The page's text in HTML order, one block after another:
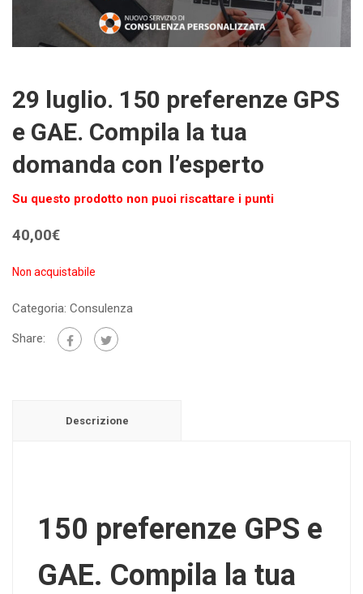
29 luglio. 150 preferenze GPS
e GAE. Compila la tua
domanda con l’esperto
Su questo prodotto non puoi riscattare i punti
40,00€
Non acquistabile
Categoria: Consulenza
Share:
Descrizione
150 preferenze GPS e
GAE. Compila la tua